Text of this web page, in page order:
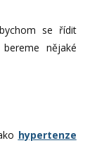
se řídit
nějaké
hypertenze